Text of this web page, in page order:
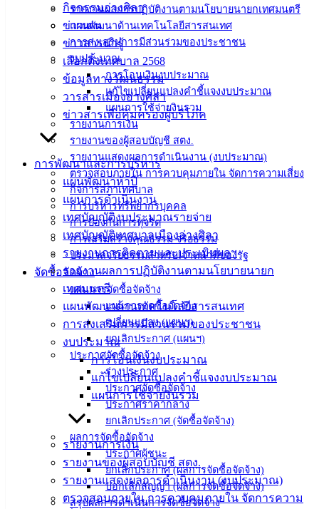
รายงานผลการปฏิบัติงานตามนโยบายนายกเทศมนตรี
แผนพัฒนาด้านเทคโนโลยีสารสนเทศ
การส่งเสริมการมีส่วนร่วมของประชาชน
งบประมาณ
การโอนเงินงบประมาณ
แก้ไขเปลี่ยนแปลงคำชี้แจงงบประมาณ
แผนการใช้จ่ายงินรวม
รายงานการเงิน
รายงานของผู้สอบบัญชี สตง.
รายงานแสดงผลการดำเนินงาน (งบประมาณ)
ตรวจสอบภายใน การควบคุมภายใน จัดการความเสี่ยง
กิจการสภาเทศบาล
การบริหารทรัพยากรบุคคล
การป้องกันการทุจริต
การเสริมสร้างคุณธรรม จริยธรรม
ประมวลจริยธรรมสำหรับเจ้าหน้าที่ของรัฐ
จัดซื้อจัดจ้าง
แผนการจัดซื้อจัดจ้าง
แผนการจัดซื้อจัดจ้าง
เปลี่ยนแปลง (แผนฯ)
ยกเลิกประกาศ (แผนฯ)
ประกาศจัดซื้อจัดจ้าง
ร่างประกาศ
ประกาศจัดซื้อจัดจ้าง
ประกาศราคากลาง
ยกเลิกประกาศ (จัดซื้อจัดจ้าง)
ผลการจัดซื้อจัดจ้าง
ประกาศผู้ชนะ
ยกเลิกประกาศ (ผลการจัดซื้อจัดจ้าง)
บอกเลิกสัญญา (ผลการจัดซื้อจัดจ้าง)
สรุปผลการดำเนินการจัดซื้อจัดจ้าง
กิจกรรมอ่างศิลา
ข่าวเด่น
ข่าวสารน่ารู้
เลือกตั้งเทศบาล 2568
ข้อมูลทางวัฒนธรรม
วารสารเมืองอ่างศิลา
ข่าวสารเพื่อคุ้มครองผู้บริโภค
การพัฒนาและการบริหาร
แผนพัฒนาห้าปี
แผนการดำเนินงาน
เทศบัญญัติงบประมาณรายจ่าย
เทศบัญญัติเทศบาลเมืองอ่างศิลา
รายงานการติดตามและประเมินผลฯ
รายงานผลการปฏิบัติงานตามนโยบายนายก
เทศมนตรี
แผนพัฒนาด้านเทคโนโลยีสารสนเทศ
การส่งเสริมการมีส่วนร่วมของประชาชน
งบประมาณ
การโอนเงินงบประมาณ
แก้ไขเปลี่ยนแปลงคำชี้แจงงบประมาณ
แผนการใช้จ่ายงินรวม
รายงานการเงิน
รายงานของผู้สอบบัญชี สตง.
รายงานแสดงผลการดำเนินงาน (งบประมาณ)
ตรวจสอบภายใน การควบคุมภายใน จัดการความ
038-
142-100-104
บริการ
ประชาชน
แบบ
ฟอร์ม,
เอกสาร
คู่มือ
สำหรับ
ประชาชน/
คู่มือการ
ปฏิบัติ
งาน
ข่าวสาร
น่ารู้
อิเล็กทรอนิกส์
องค์
ความรู้
(Knowledge
Management)